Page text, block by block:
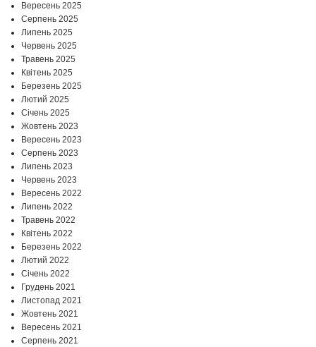
Вересень 2025
Серпень 2025
Липень 2025
Червень 2025
Травень 2025
Квітень 2025
Березень 2025
Лютий 2025
Січень 2025
Жовтень 2023
Вересень 2023
Серпень 2023
Липень 2023
Червень 2023
Вересень 2022
Липень 2022
Травень 2022
Квітень 2022
Березень 2022
Лютий 2022
Січень 2022
Грудень 2021
Листопад 2021
Жовтень 2021
Вересень 2021
Серпень 2021